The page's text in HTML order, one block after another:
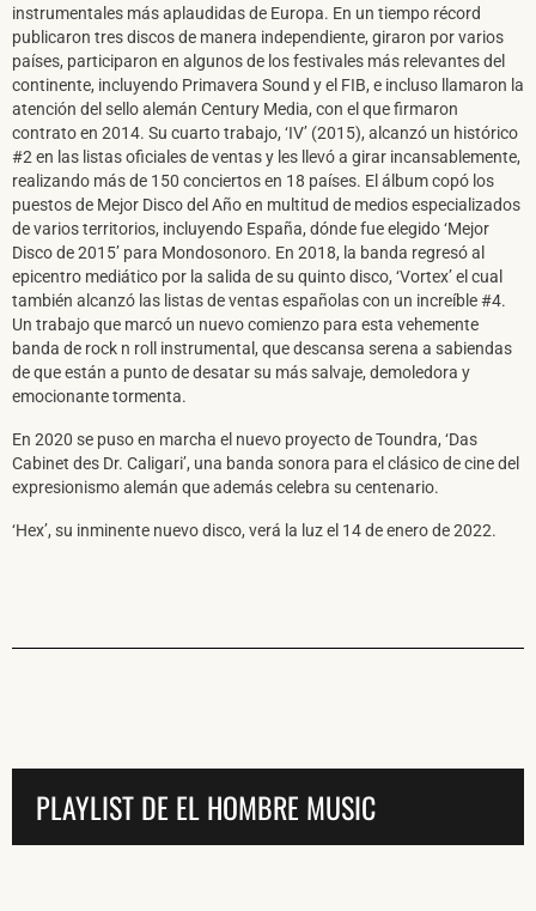
instrumentales más aplaudidas de Europa. En un tiempo récord
publicaron tres discos de manera independiente, giraron por varios
países, participaron en algunos de los festivales más relevantes del
continente, incluyendo Primavera Sound y el FIB, e incluso llamaron la
atención del sello alemán Century Media, con el que firmaron
contrato en 2014. Su cuarto trabajo, ‘IV’ (2015), alcanzó un histórico
#2 en las listas oficiales de ventas y les llevó a girar incansablemente,
realizando más de 150 conciertos en 18 países. El álbum copó los
puestos de Mejor Disco del Año en multitud de medios especializados
de varios territorios, incluyendo España, dónde fue elegido ‘Mejor
Disco de 2015’ para Mondosonoro. En 2018, la banda regresó al
epicentro mediático por la salida de su quinto disco, ‘Vortex’ el cual
también alcanzó las listas de ventas españolas con un increíble #4.
Un trabajo que marcó un nuevo comienzo para esta vehemente
banda de rock n roll instrumental, que descansa serena a sabiendas
de que están a punto de desatar su más salvaje, demoledora y
emocionante tormenta.
En 2020 se puso en marcha el nuevo proyecto de Toundra, ‘Das
Cabinet des Dr. Caligari’, una banda sonora para el clásico de cine del
expresionismo alemán que además celebra su centenario.
‘Hex’, su inminente nuevo disco, verá la luz el 14 de enero de 2022.
PLAYLIST DE EL HOMBRE MUSIC